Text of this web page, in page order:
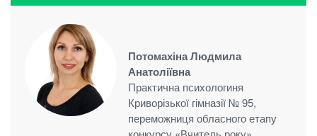
Потомахіна Людмила
Анатоліївна
Практична психологиня
Криворізької гімназії № 95,
переможниця обласного етапу